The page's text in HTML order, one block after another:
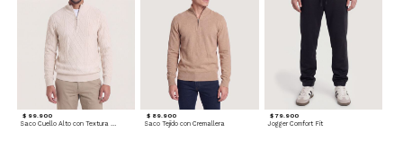
$ 99.900 $ 89.900
Saco Tejido con Cremallera
$ 79.900
Jogger Comfort Fit